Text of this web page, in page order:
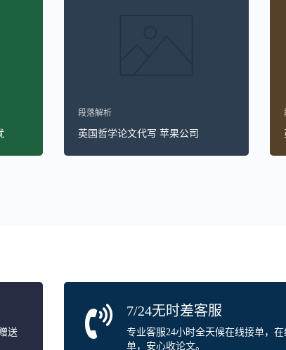
段落解析
英国哲学论文代写 苹果公司
送
7/24无时差客服
专业客服24小时全天候在线接单，
单，安心收论文。